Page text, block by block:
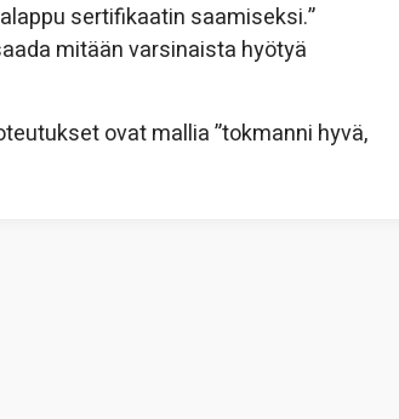
sertifikaatin saamiseksi.”
mitään varsinaista hyötyä
ovat mallia ”tokmanni hyvä,